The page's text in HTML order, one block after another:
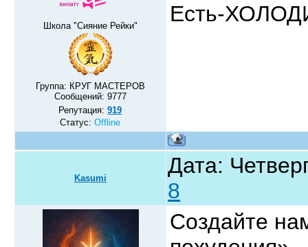
Школа "Сияние Рейки"
Группа: КРУГ МАСТЕРОВ
Сообщений: 9777
Репутация:919
Статус:Offline
Есть-
Kasumi
Дата:
8
Создайте